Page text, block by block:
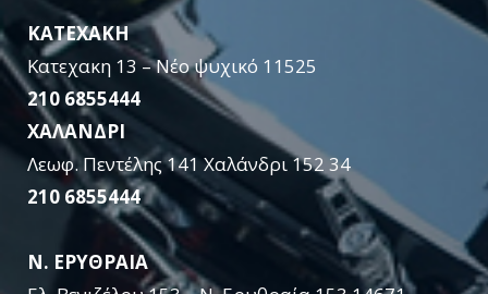
KATEXAKH
Κατεχακη 13 – Νέο ψυχικό 11525
210 6855444
ΧΑΛΑΝΔΡΙ
Λεωφ. Πεντέλης 141 Χαλάνδρι 152 34
210 6855444
Ν. ΕΡΥΘΡΑΙΑ